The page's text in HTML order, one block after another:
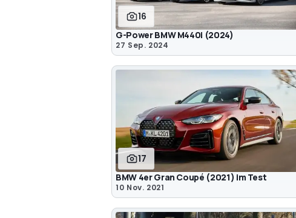
16
G-Power BMW M440i (2024)
27 Sep. 2024
17
BMW 4er Gran Coupé (2021) im Test
10 Nov. 2021